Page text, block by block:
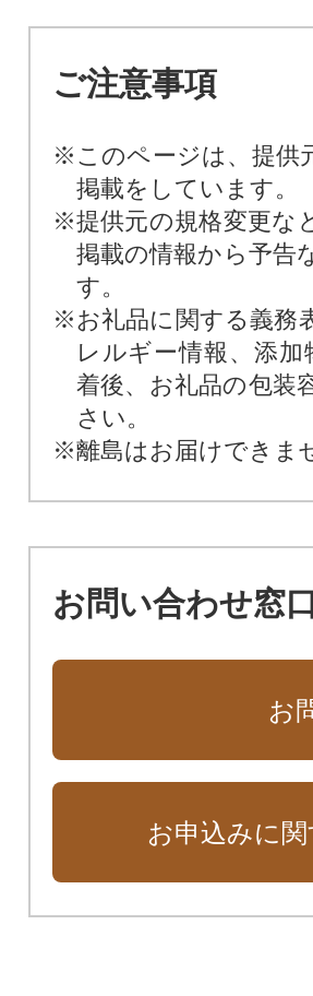
ご注意事項
※このページは、提供
掲載をしています。
※提供元の規格変更な
掲載の情報から予告
す。
※お礼品に関する義務
レルギー情報、添
着後、お礼品の包装
さい。
※離島はお届けできま
お問い合わせ窓
お
お申込みに